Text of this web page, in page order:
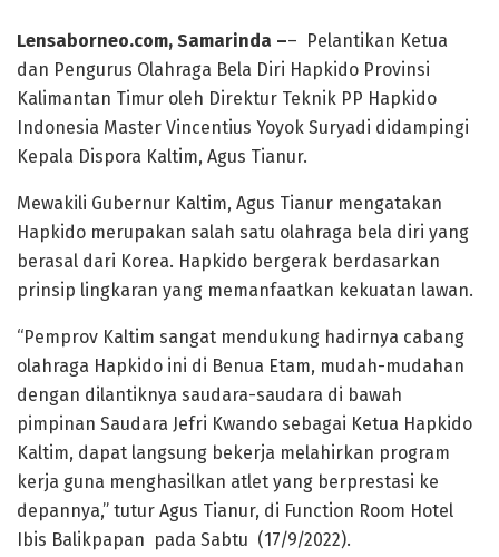
Lensaborneo.com, Samarinda –– Pelantikan Ketua
dan Pengurus Olahraga Bela Diri Hapkido Provinsi
Kalimantan Timur oleh Direktur Teknik PP Hapkido
Indonesia Master Vincentius Yoyok Suryadi didampingi
Kepala Dispora Kaltim, Agus Tianur.
Mewakili Gubernur Kaltim, Agus Tianur mengatakan
Hapkido merupakan salah satu olahraga bela diri yang
berasal dari Korea. Hapkido bergerak berdasarkan
prinsip lingkaran yang memanfaatkan kekuatan lawan.
“Pemprov Kaltim sangat mendukung hadirnya cabang
olahraga Hapkido ini di Benua Etam, mudah-mudahan
dengan dilantiknya saudara-saudara di bawah
pimpinan Saudara Jefri Kwando sebagai Ketua Hapkido
Kaltim, dapat langsung bekerja melahirkan program
kerja guna menghasilkan atlet yang berprestasi ke
depannya,” tutur Agus Tianur, di Function Room Hotel
Ibis Balikpapan pada Sabtu (17/9/2022).